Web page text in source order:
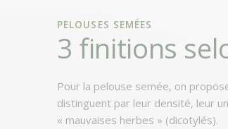
PELOUSES SEMÉES
3 finitions
Pour la pelouse semée, on
distinguent par leur densité, leur
« mauvaises herbes » (dicotylés).